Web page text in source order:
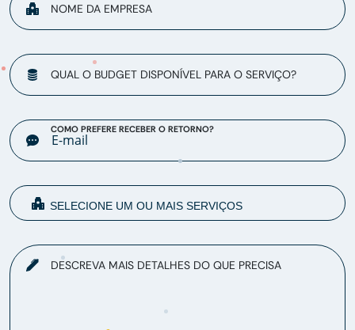
NOME DA EMPRESA
QUAL O BUDGET DISPONÍVEL PARA O SERVIÇO?
COMO PREFERE RECEBER O RETORNO?
DESCREVA MAIS DETALHES DO QUE PRECISA